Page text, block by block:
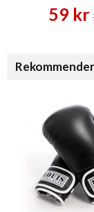
59 kr